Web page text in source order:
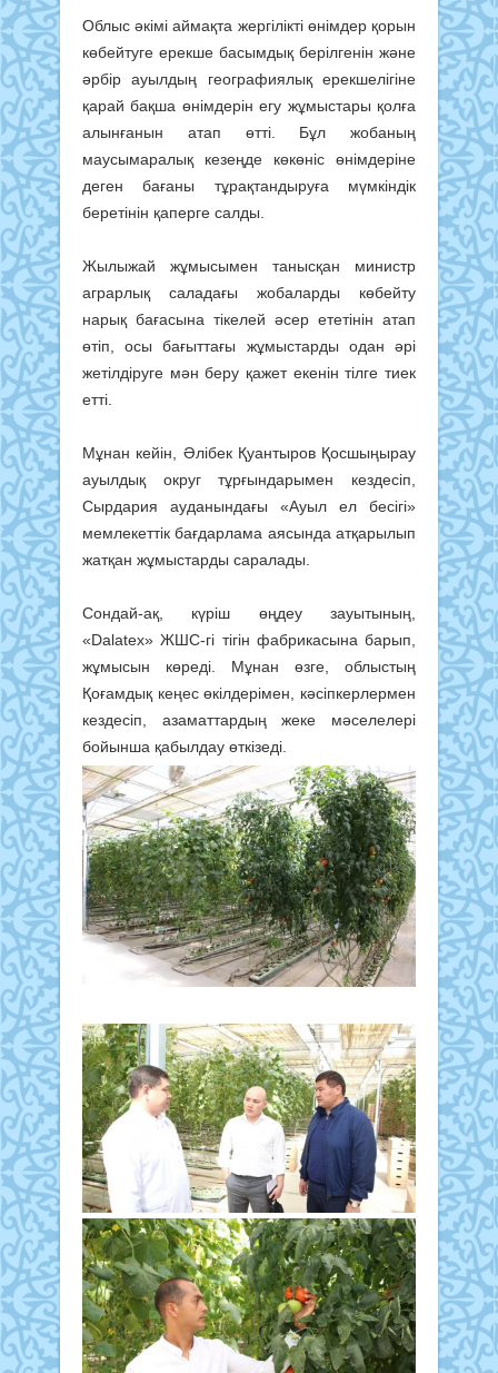
Облыс әкімі аймақта жергілікті өнімдер қорын
көбейтуге ерекше басымдық берілгенін және
әрбір ауылдың географиялық ерекшелігіне
қарай бақша өнімдерін егу жұмыстары қолға
алынғанын атап өтті. Бұл жобаның
маусымаралық кезеңде көкөніс өнімдеріне
деген бағаны тұрақтандыруға мүмкіндік
беретінін қаперге салды.
Жылыжай жұмысымен танысқан министр
аграрлық саладағы жобаларды көбейту
нарық бағасына тікелей әсер ететінін атап
өтіп, осы бағыттағы жұмыстарды одан әрі
жетілдіруге мән беру қажет екенін тілге тиек
етті.
Мұнан кейін, Әлібек Қуантыров Қосшыңырау
ауылдық округ тұрғындарымен кездесіп,
Сырдария ауданындағы «Ауыл ел бесігі»
мемлекеттік бағдарлама аясында атқарылып
жатқан жұмыстарды саралады.
Сондай-ақ, күріш өңдеу зауытының,
«Dalatex» ЖШС-гі тігін фабрикасына барып,
жұмысын көреді. Мұнан өзге, облыстың
Қоғамдық кеңес өкілдерімен, кәсіпкерлермен
кездесіп, азаматтардың жеке мәселелері
бойынша қабылдау өткізеді.